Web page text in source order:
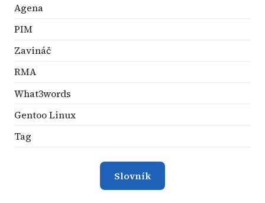
Agena
PIM
Zavináč
RMA
What3words
Gentoo Linux
Tag
Slovník